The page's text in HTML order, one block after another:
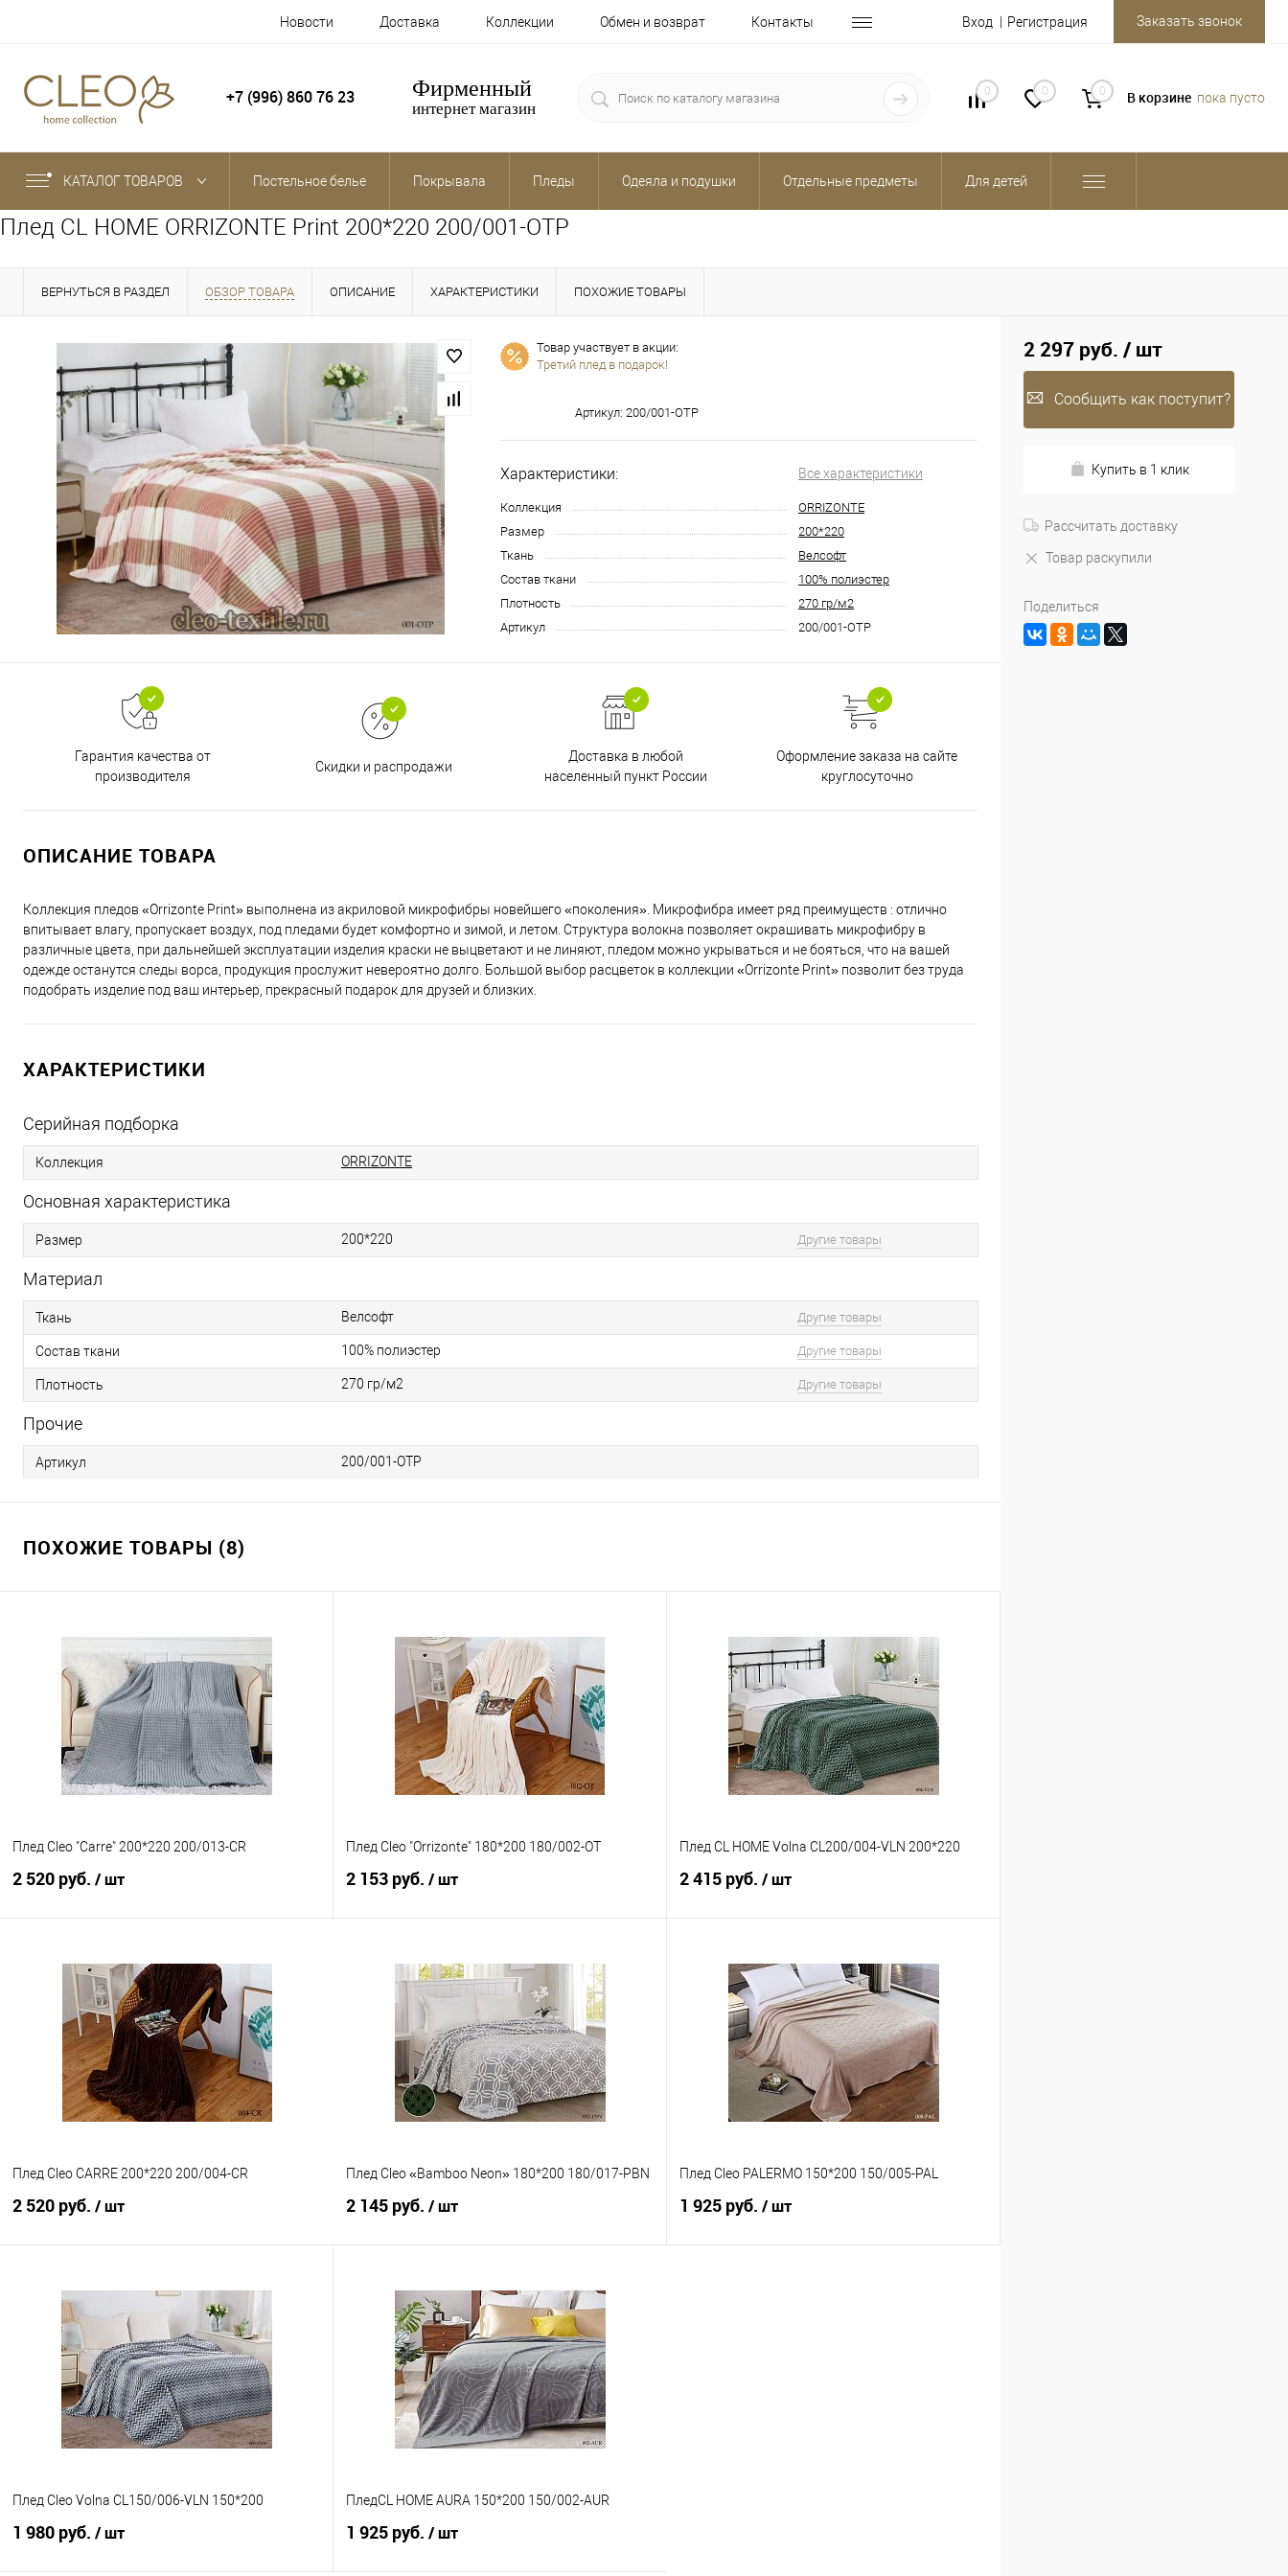
Новости Доставка Коллекции Обмен и возврат Контакты Вход Регистрация Заказать звонок
+7 (996) 860 76 23 Фирменный
интернет магазин
0 0 0 В корзине пока пусто
КАТАЛОГ ТОВАРОВ Постельное белье Покрывала Пледы Одеяла и подушки Отдельные предметы Для детей
Плед CL HOME ORRIZONTE Print 200*220 200/001-OTP
ВЕРНУТЬСЯ В РАЗДЕЛ ОБЗОР ТОВАРА ОПИСАНИЕ ХАРАКТЕРИСТИКИ ПОХОЖИЕ ТОВАРЫ
Товар участвует в акции:
Третий плед в подарок!
Артикул: 200/001-OTP
Характеристики: Все характеристики
Коллекция
ORRIZONTE
Размер
200*220
Ткань
Велсофт
Состав ткани
100% полиэстер
Плотность
270 гр/м2
Артикул
200/001-OTP
Гарантия качества от
производителя
Скидки и распродажи
Доставка в любой
населенный пункт России
Оформление заказа на сайте
круглосуточно
ОПИСАНИЕ ТОВАРА
Коллекция пледов «Orrizonte Print» выполнена из акриловой микрофибры новейшего «поколения». Микрофибра имеет ряд преимуществ : отлично
впитывает влагу, пропускает воздух, под пледами будет комфортно и зимой, и летом. Структура волокна позволяет окрашивать микрофибру в
различные цвета, при дальнейшей эксплуатации изделия краски не выцветают и не линяют, пледом можно укрываться и не бояться, что на вашей
одежде останутся следы ворса, продукция прослужит невероятно долго. Большой выбор расцветок в коллекции «Orrizonte Print» позволит без труда
подобрать изделие под ваш интерьер, прекрасный подарок для друзей и близких.
ХАРАКТЕРИСТИКИ
Серийная подборка
Коллекция ORRIZONTE
Основная характеристика
Размер 200*220 Другие товары
Материал
Ткань Велсофт Другие товары
Состав ткани 100% полиэстер Другие товары
Плотность 270 гр/м2 Другие товары
Прочие
Артикул 200/001-OTP
ПОХОЖИЕ ТОВАРЫ (8)
Плед Cleo "Carre" 200*220 200/013-CR
2 520 руб. / шт
Купить в 1 клик
Сравнение
В избранное
В наличии
Плед Cleo "Orrizonte" 180*200 180/002-OT
2 153 руб. / шт
Купить в 1 клик
Сравнение
В избранное
В наличии
Плед CL HOME Volna CL200/004-VLN 200*220
2 415 руб. / шт
Купить в 1 клик
Сравнение
В избранное
В наличии
Плед Cleo CARRE 200*220 200/004-CR
2 520 руб. / шт
Купить в 1 клик
Сравнение
В избранное
В наличии
Плед Cleo «Bamboo Neon» 180*200 180/017-PBN
2 145 руб. / шт
Купить в 1 клик
Сравнение
В избранное
В наличии
Плед Cleo PALERMO 150*200 150/005-PAL
1 925 руб. / шт
Плед Cleo Volna CL150/006-VLN 150*200
1 980 руб. / шт
ПледCL HOME AURA 150*200 150/002-AUR
1 925 руб. / шт
2 297 руб. / шт
Сообщить как поступит?
Купить в 1 клик
Рассчитать доставку
Товар раскупили
Поделиться